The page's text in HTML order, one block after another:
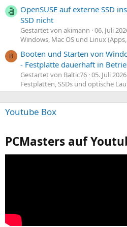
OpenSUSE auf externe SSD
SSD nicht
Gestartet von akimann 06. Juli
Windows, Mac OS und Linux
B
Booten und Starten von
- Festplatte dauerhaft in
Gestartet von Baltic76 05. Juli 2026
Festplatten, SSDs und optische
Youtube Box
PCMasters auf